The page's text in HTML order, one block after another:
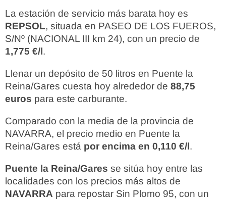
La estación de servicio más barata hoy es
REPSOL, situada en PASEO DE LOS FUEROS,
S/Nº (NACIONAL III km 24), con un precio de
1,775 €/l.
Llenar un depósito de 50 litros en Puente la
Reina/Gares cuesta hoy alrededor de 88,75
euros para este carburante.
Comparado con la media de la provincia de
NAVARRA, el precio medio en Puente la
Reina/Gares está por encima en 0,110 €/l.
Puente la Reina/Gares se sitúa hoy entre las
localidades con los precios más altos de
NAVARRA para repostar Sin Plomo 95, con un